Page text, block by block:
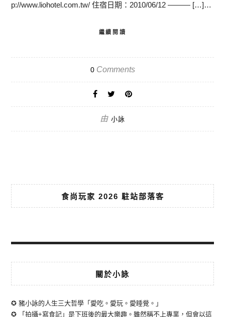
p://www.liohotel.com.tw/ 住宿日期：2010/06/12 ——— […]…
繼續閱讀
0Comments
由 小詠
食尚玩家 2026 駐站部落客
關於小詠
✪ 豬小詠的人生三大哲學「愛吃。愛玩。愛睡覺。」
✪ 「拍攝+寫食記」是下班後的最大樂趣。雖然稱不上專業，但會以這